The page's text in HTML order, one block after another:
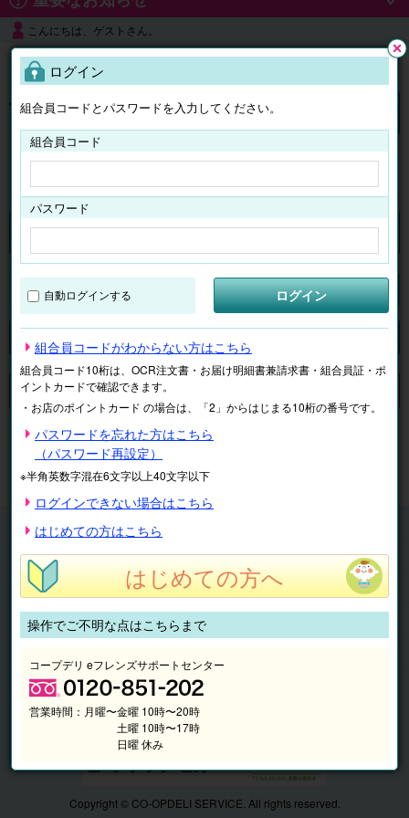
こんにちは、ゲストさん。
よくある質問
ログイン
チケット マイページ
検索
申し訳ございません。 現在、該当商品は、お取扱いしておりません。
マイページ 注文履歴
抽選結果
請求内容
チケット
くらしのサービス
このサイトの使い方
マイページ
Copyright © CO-OPDELI SERVICE. All rights reserved.
ログイン
組合員コードとパスワードを入力してください。
組合員コード
パスワード
自動ログインする ログイン
組合員コードがわからない方はこちら
組合員コード10桁は、OCR注文書・お届け明細書兼請求書・組合員証・ポ
イントカードで確認できます。
・お店のポイントカード の場合は、「2」からはじまる10桁の番号です。
パスワードを忘れた方はこちら
（パスワード再設定）
※半角英数字混在6文字以上40文字以下
ログインできない場合はこちら
はじめての方はこちら
はじめての方へ
操作でご不明な点はこちらまで
コープデリ eフレンズサポートセンター
営業時間： 月曜〜金曜 10時〜20時
土曜 10時〜17時
日曜 休み